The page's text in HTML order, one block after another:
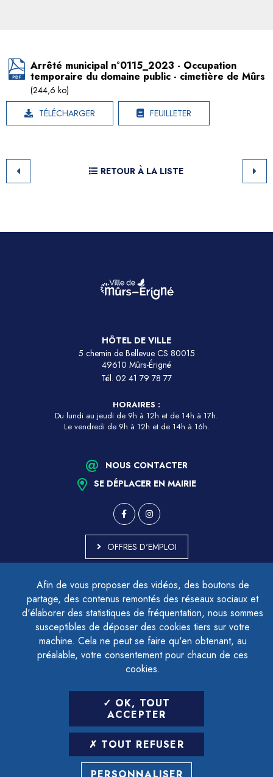
Afin de vous proposer des vidéos, des boutons de
partage, des contenus remontés des réseaux sociaux et
d'élaborer des statistiques de fréquentation, nous sommes
susceptibles de déposer des cookies tiers sur votre
machine. Cela ne peut se faire qu'en obtenant, au
préalable, votre consentement pour chacun de ces
cookies.
OK, TOUT
ACCEPTER
TOUT REFUSER
Arrêté municipal n°0115_2023 - Occupation
temporaire du domaine public - cimetière de Mûrs
(244,6 ko)
TÉLÉCHARGER
FEUILLETER
RETOUR À LA LISTE
HÔTEL DE VILLE
5 chemin de Bellevue CS 80015
49610 Mûrs-Érigné
Tél. 02 41 79 78 77
HORAIRES :
Du lundi au jeudi de 9h à 12h et de 14h à 17h.
Le vendredi de 9h à 12h et de 14h à 16h.
NOUS CONTACTER
SE DÉPLACER EN MAIRIE
OFFRES D'EMPLOI
ACCESSIBILITÉ - PARTIELLEMENT CONFORME
PLAN DU SITE
MENTIONS LÉGALES
CONTACTER LE DÉLÉGUÉ À LA PROTECTION DES DONNÉES
GESTION DES COOKIES
LETTRE D'INFORMATION
SAISIR VOTRE ADRESSE E-MAIL
POUR VOUS INSCRIRE :
ARCHIVES DÉSINSCRIPTION